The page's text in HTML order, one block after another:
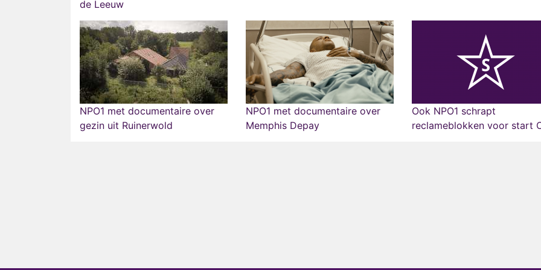
de Leeuw
NPO1 met documentaire over
gezin uit Ruinerwold
NPO1 met documentaire over
Memphis Depay
Ook NPO1 schrapt
reclameblokken voor start